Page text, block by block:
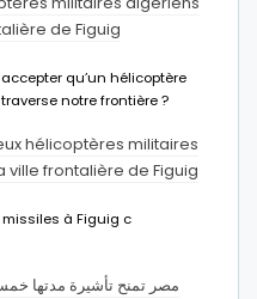
de Figuig
qu’un hélicoptère
notre frontière ?
hélicoptères militaires
ville frontalière de Figuig
à Figuig c
مصر تمنح تأشيرة مدتها